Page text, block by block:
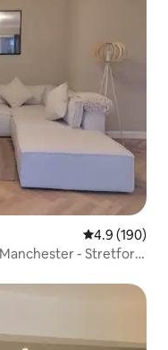
Calificación
4.9 (190)
- Stretford